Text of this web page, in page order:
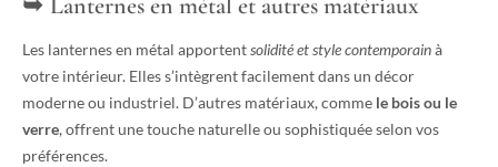
Les lanternes en métal apportentsolidité et style contemporainà
votre intérieur. Elles s’intègrent facilement dans un décor
moderne ou industriel. D’autres matériaux, comme le bois ou le
verre, offrent une touche naturelle ou sophistiquée selon vos
préférences.